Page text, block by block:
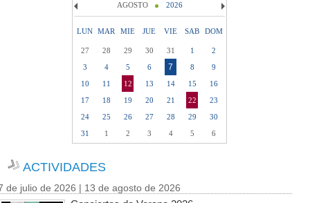
AGOSTO 2026
LUN MAR MIE JUE VIE SAB DOM
27 28 29 30 31 1
2
3
4 5 6 7 8
9
10
11 12 13 14 15
16
17
18 19 20 21 22
23
24
25 26 27 28 29
30
31
1 2 3 4 5 6
ACTIVIDADES
de julio de 2026 | 13 de agosto de 2026